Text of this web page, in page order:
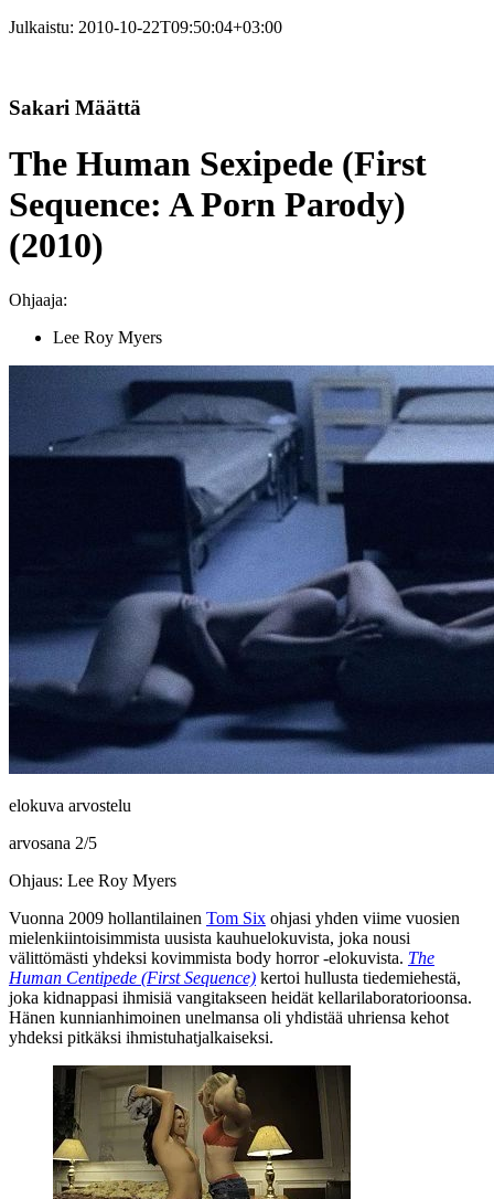
Julkaistu: 2010-10-22T09:50:04+03:00
Sakari Määttä
The Human Sexipede (First
Sequence: A Porn Parody)
(2010)
Ohjaaja:
Lee Roy Myers
elokuva arvostelu
arvosana 2/5
Ohjaus: Lee Roy Myers
Vuonna 2009 hollantilainen Tom Six ohjasi yhden viime vuosien
mielenkiintoisimmista uusista kauhuelokuvista, joka nousi
välittömästi yhdeksi kovimmista body horror ‑elokuvista. The
Human Centipede (First Sequence) kertoi hullusta tiedemiehestä,
joka kidnappasi ihmisiä vangitakseen heidät kellarilaboratorioonsa.
Hänen kunnianhimoinen unelmansa oli yhdistää uhriensa kehot
yhdeksi pitkäksi ihmistuhatjalkaiseksi.